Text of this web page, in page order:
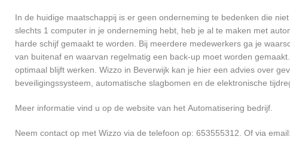
In de huidige maatschappij is er geen onderneming te bedenken die
slechts 1 computer in je onderneming hebt, heb je al te maken met
harde schijf gemaakt te worden. Bij meerdere medewerkers ga je
van buitenaf en waarvan regelmatig een back-up moet worden
optimaal blijft werken. Wizzo in Beverwijk kan je hier een advies over
beveiligingssysteem, automatische slagbomen en de elektronische
Meer informatie vind u op de website van het Automatisering bedrijf.
Neem contact op met Wizzo via de telefoon op: 653555312. Of via email: